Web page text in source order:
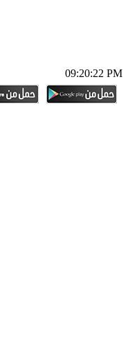
09:20:23 PM